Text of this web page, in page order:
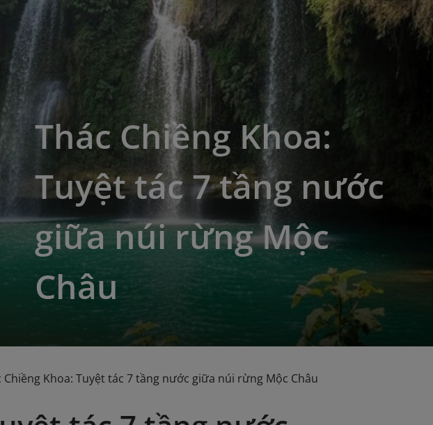
Thác Chiềng Khoa:
Tuyệt tác 7 tầng nước
giữa núi rừng Mộc
Châu
Chiềng Khoa: Tuyệt tác 7 tầng nước giữa núi rừng Mộc Châu